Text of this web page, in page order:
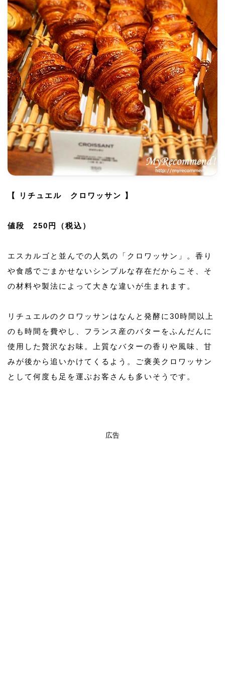
【 リチュエル クロワッサン 】
値段 250円（税込）
エスカルゴと並んでの人気の「クロワッサン」。香り
や食感でごまかせないシンプルな存在だからこそ、そ
の材料や製法によって大きな違いが生まれます。
リチュエルのクロワッサンはなんと発酵に30時間以上
のも時間を費やし、フランス産のバターをふんだんに
使用した贅沢なお味。上質なバターの香りや風味、甘
みが後から追いかけてくるよう。ご褒美クロワッサン
として何度も足を運ぶお客さんも多いそうです。
広告